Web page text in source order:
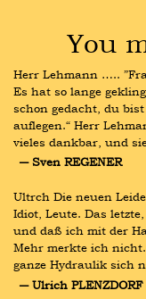
You
Herr Lehmann …..
Es hat so lange
schon gedacht, du
auflegen.“ Herr
vieles dankbar, und
― Sven REGENER
Ultrch Die neuen
Idiot, Leute. Das
und daß ich mit der
Mehr merkte ich
ganze Hydraulik sich
― Ulrich PLENZDORF